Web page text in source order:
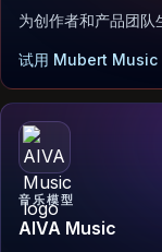
为创作者和产品团队
试用 Mubert Music
音乐模型
AIVA Music